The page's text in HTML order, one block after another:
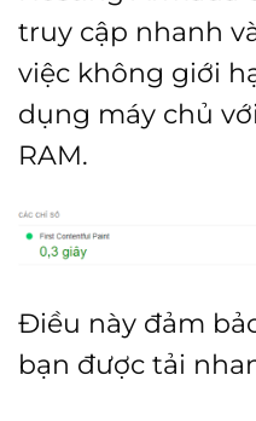
truy cập nhanh
việc không giới
dụng máy chủ
RAM.
Điều này đảm
bạn được tải